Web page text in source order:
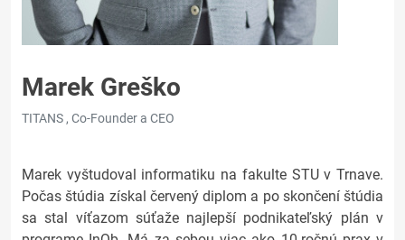
Marek Greško
TITANS , Co-Founder a CEO
Marek vyštudoval informatiku na fakulte STU v Trnave.
Počas štúdia získal červený diplom a po skončení štúdia
sa stal víťazom súťaže najlepší podnikateľský plán v